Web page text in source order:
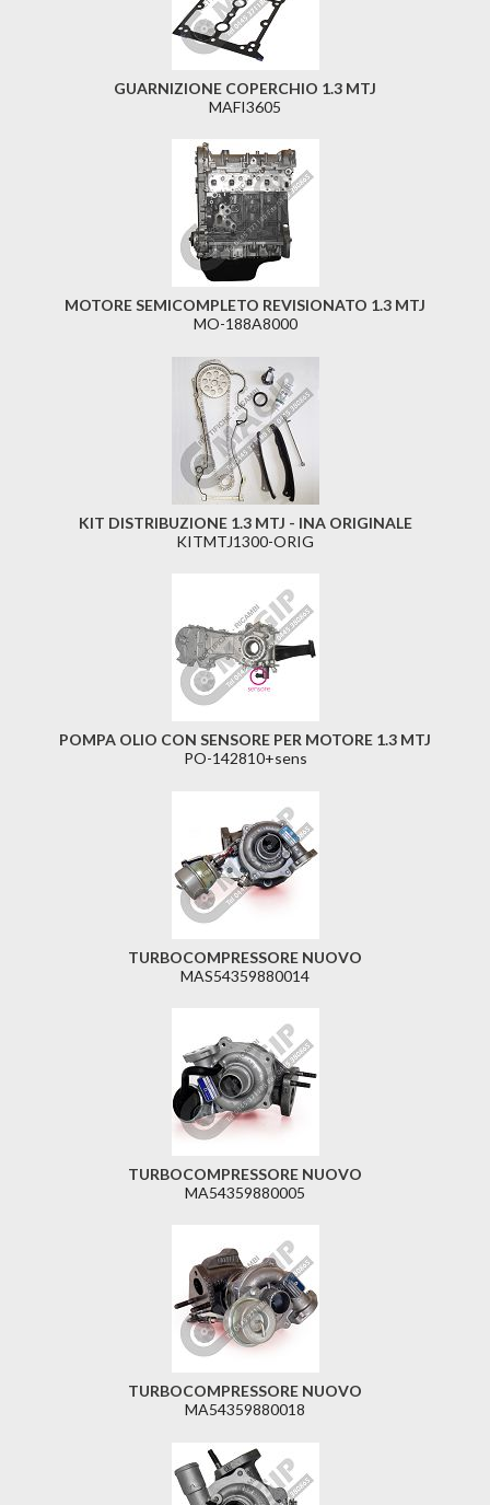
GUARNIZIONE COPERCHIO 1.3 MTJ
MAFI3605
MOTORE SEMICOMPLETO REVISIONATO 1.3 MTJ
MO-188A8000
KIT DISTRIBUZIONE 1.3 MTJ - INA ORIGINALE
KITMTJ1300-ORIG
POMPA OLIO CON SENSORE PER MOTORE 1.3 MTJ
PO-142810+sens
TURBOCOMPRESSORE NUOVO
MAS54359880014
TURBOCOMPRESSORE NUOVO
MA54359880005
TURBOCOMPRESSORE NUOVO
MA54359880018